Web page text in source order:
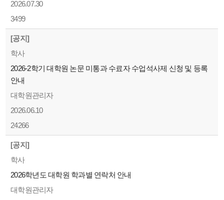
2026.07.30
3499
[공지]
학사
2026-2학기 대학원 논문 미통과 수료자 수업석사제 신청 및 등록
안내
대학원관리자
2026.06.10
24266
[공지]
학사
2026학년도 대학원 학과별 연락처 안내
대학원관리자